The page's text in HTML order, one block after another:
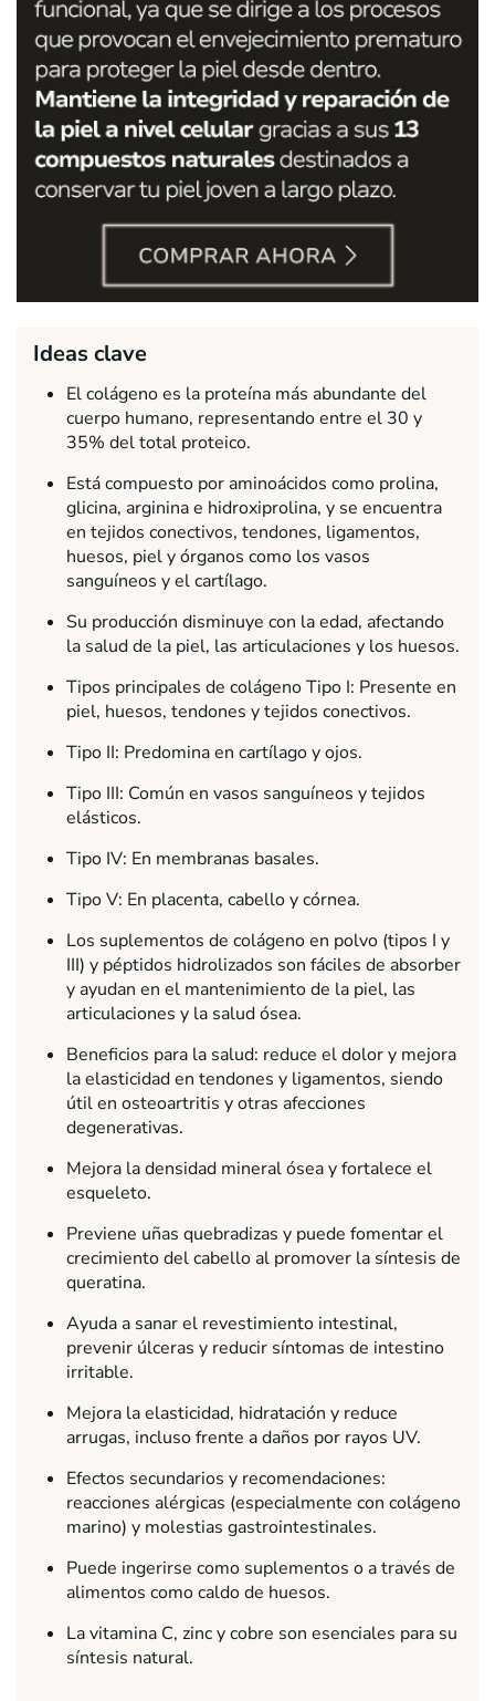
Ideas clave
El colágeno es la proteína más abundante del
cuerpo humano, representando entre el 30 y
35% del total proteico.
Está compuesto por aminoácidos como prolina,
glicina, arginina e hidroxiprolina, y se encuentra
en tejidos conectivos, tendones, ligamentos,
huesos, piel y órganos como los vasos
sanguíneos y el cartílago.
Su producción disminuye con la edad, afectando
la salud de la piel, las articulaciones y los huesos.
Tipos principales de colágeno Tipo I: Presente en
piel, huesos, tendones y tejidos conectivos.
Tipo II: Predomina en cartílago y ojos.
Tipo III: Común en vasos sanguíneos y tejidos
elásticos.
Tipo IV: En membranas basales.
Tipo V: En placenta, cabello y córnea.
Los suplementos de colágeno en polvo (tipos I y
III) y péptidos hidrolizados son fáciles de absorber
y ayudan en el mantenimiento de la piel, las
articulaciones y la salud ósea.
Beneficios para la salud: reduce el dolor y mejora
la elasticidad en tendones y ligamentos, siendo
útil en osteoartritis y otras afecciones
degenerativas.
Mejora la densidad mineral ósea y fortalece el
esqueleto.
Previene uñas quebradizas y puede fomentar el
crecimiento del cabello al promover la síntesis de
queratina.
Ayuda a sanar el revestimiento intestinal,
prevenir úlceras y reducir síntomas de intestino
irritable.
Mejora la elasticidad, hidratación y reduce
arrugas, incluso frente a daños por rayos UV.
Efectos secundarios y recomendaciones:
reacciones alérgicas (especialmente con colágeno
marino) y molestias gastrointestinales.
Puede ingerirse como suplementos o a través de
alimentos como caldo de huesos.
La vitamina C, zinc y cobre son esenciales para su
síntesis natural.